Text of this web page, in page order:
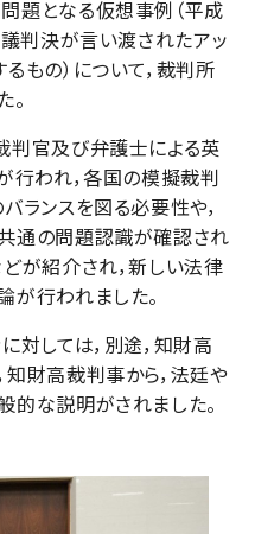
題となる仮想事例（平成
判決が言い渡されたアッ
もの）について，裁判所
官及び弁護士による英
行われ，各国の模擬裁判
ランスを図る必要性や，
通の問題認識が確認され
が紹介され，新しい法律
行われました。
対しては，別途，知財高
財高裁判事から，法廷や
な説明がされました。